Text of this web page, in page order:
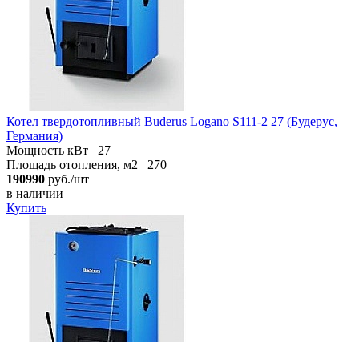
Котел твердотопливный Buderus Logano S111-2 27 (Будерус,
Германия)
Мощность кВт
27
Площадь отопления, м2
270
190990 руб./шт
в наличии
Купить